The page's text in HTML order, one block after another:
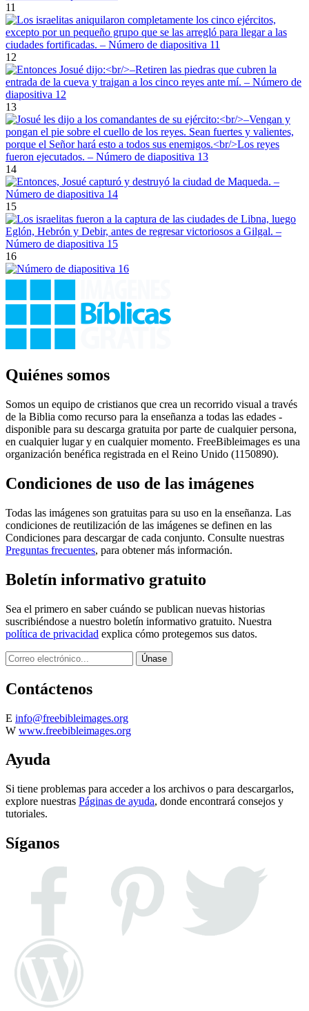
11
12
13
14
15
16
Quiénes somos
Somos un equipo de cristianos que crea un recorrido visual a través
de la Biblia como recurso para la enseñanza a todas las edades -
disponible para su descarga gratuita por parte de cualquier persona,
en cualquier lugar y en cualquier momento. FreeBibleimages es una
organización benéfica registrada en el Reino Unido (1150890).
Condiciones de uso de las imágenes
Todas las imágenes son gratuitas para su uso en la enseñanza. Las
condiciones de reutilización de las imágenes se definen en las
Condiciones para descargar de cada conjunto. Consulte nuestras
Preguntas frecuentes, para obtener más información.
Boletín informativo gratuito
Sea el primero en saber cuándo se publican nuevas historias
suscribiéndose a nuestro boletín informativo gratuito. Nuestra
política de privacidad explica cómo protegemos sus datos.
Contáctenos
E info@freebibleimages.org
W www.freebibleimages.org
Ayuda
Si tiene problemas para acceder a los archivos o para descargarlos,
explore nuestras Páginas de ayuda, donde encontrará consejos y
tutoriales.
Síganos